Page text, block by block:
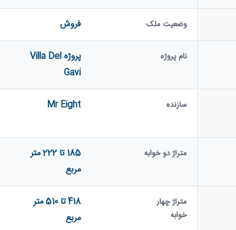
وضعیت ملک فروش
نام پروژه
پروژه Villa Del
Gavi
سازنده Mr Eight
متراژ دو خوابه
185 تا 222 متر
مربع
متراژ چهار
خوابه
418 تا 510 متر
مربع